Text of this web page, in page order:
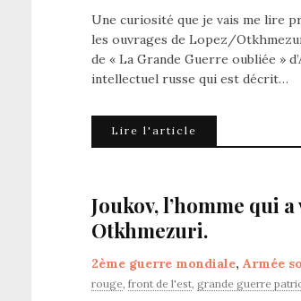
Une curiosité que je vais me lire
les ouvrages de Lopez/
de « La Grande Guerre oubliée »
intellectuel russe qui est décrit…
Lire l'article
Joukov, l’homme qui
Otkhmezuri.
2ème guerre mondiale, Armée
rouge, front de l'est, grande guerre